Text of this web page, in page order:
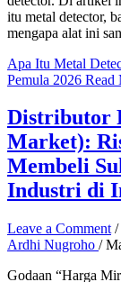
itu metal detector,
mengapa alat ini
Apa Itu Metal
Pemula 2026 Read
Distributor
Market):
Membeli
Industri di
Leave a Comment /
Ardhi Nugroho /
Godaan “Harga